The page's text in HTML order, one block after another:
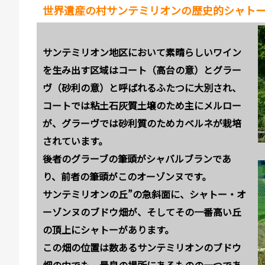
世界遺産の村サンテミリオンの歴史的シャト
サンテミリオン地区において素晴らしいワイン
を生み出す区域はコート（高台の意）とグラー
ヴ（砂利の意）と呼ばれるふたつに大別され、
コートでは粘土石灰質土壌のため主にメルロー
が、グラーヴでは砂利質のためカベルネが栽培
されています。
後者のグラーブの筆頭がシャバルブランであ
り、前者の筆頭がこのオーゾンヌです。
サンテミリオンの丘”の急斜面に、シャトー・オ
ーゾンヌのブドウ畑が、そしてその一番高い丘
の頂上にシャトーがあります。
この畑の位置は数あるサンテミリオンのブドウ